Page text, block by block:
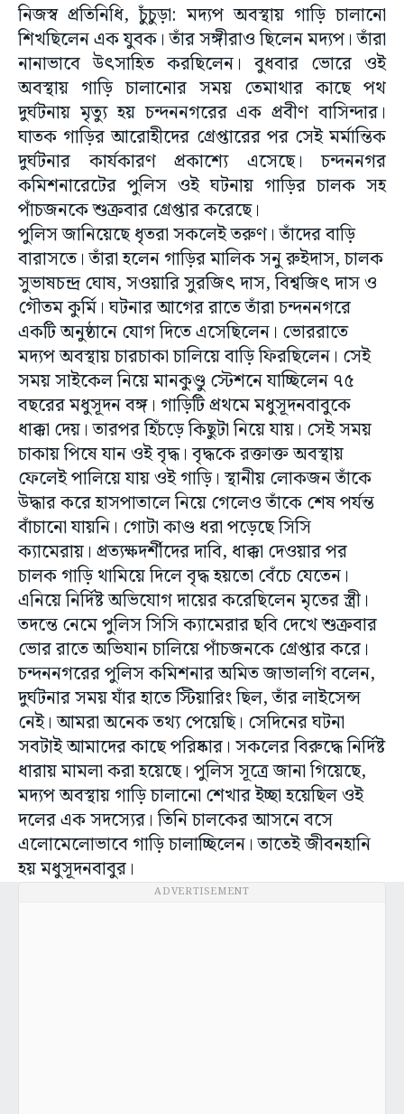
নিজস্ব প্রতিনিধি, চুঁচুড়া: মদ‍্যপ অবস্থায় গাড়ি চালানো
শিখছিলেন এক যুবক। তাঁর সঙ্গীরাও ছিলেন মদ‍্যপ। তাঁরা
নানাভাবে উৎসাহিত করছিলেন। বুধবার ভোরে ওই
অবস্থায় গাড়ি চালানোর সময় তেমাথার কাছে পথ
দুর্ঘটনায় মৃত‍্যু হয় চন্দননগরের এক প্রবীণ বাসিন্দার।
ঘাতক গাড়ির আরোহীদের গ্রেপ্তারের পর সেই মর্মান্তিক
দুর্ঘটনার কার্যকারণ প্রকাশ‍্যে এসেছে। চন্দননগর
কমিশনারেটের পুলিস ওই ঘটনায় গাড়ির চালক সহ
পাঁচজনকে শুক্রবার গ্রেপ্তার করেছে।
পুলিস জানিয়েছে ধৃতরা সকলেই তরুণ। তাঁদের বাড়ি
বারাসতে। তাঁরা হলেন গাড়ির মালিক সনু রুইদাস, চালক
সুভাষচন্দ্র ঘোষ, সওয়ারি সুরজিৎ দাস, বিশ্বজিৎ দাস ও
গৌতম কুর্মি। ঘটনার আগের রাতে তাঁরা চন্দননগরে
একটি অনুষ্ঠানে যোগ দিতে এসেছিলেন। ভোররাতে
মদ‍্যপ অবস্থায় চারচাকা চালিয়ে বাড়ি ফিরছিলেন। সেই
সময় সাইকেল নিয়ে মানকুণ্ডু স্টেশনে যাচ্ছিলেন ৭৫
বছরের মধুসূদন বঙ্গ। গাড়িটি প্রথমে মধুসূদনবাবুকে
ধাক্কা দেয়। তারপর হিঁচড়ে কিছুটা নিয়ে যায়। সেই সময়
চাকায় পিষে যান ওই বৃদ্ধ। বৃদ্ধকে রক্তাক্ত অবস্থায়
ফেলেই পালিয়ে যায় ওই গাড়ি। স্থানীয় লোকজন তাঁকে
উদ্ধার করে হাসপাতালে নিয়ে গেলেও তাঁকে শেষ পর্যন্ত
বাঁচানো যায়নি। গোটা কাণ্ড ধরা পড়েছে সিসি
ক‍্যামেরায়। প্রত‍্যক্ষদর্শীদের দাবি, ধাক্কা দেওয়ার পর
চালক গাড়ি থামিয়ে দিলে বৃদ্ধ হয়তো বেঁচে যেতেন।
এনিয়ে নির্দিষ্ট অভিযোগ দায়ের করেছিলেন মৃতের স্ত্রী।
তদন্তে নেমে পুলিস সিসি ক‍্যামেরার ছবি দেখে শুক্রবার
ভোর রাতে অভিযান চালিয়ে পাঁচজনকে গ্রেপ্তার করে।
চন্দননগরের পুলিস কমিশনার অমিত জাভালগি বলেন,
দুর্ঘটনার সময় যাঁর হাতে স্টিয়ারিং ছিল, তাঁর লাইসেন্স
নেই। আমরা অনেক তথ‍্য পেয়েছি। সেদিনের ঘটনা
সবটাই আমাদের কাছে পরিষ্কার। সকলের বিরুদ্ধে নির্দিষ্ট
ধারায় মামলা করা হয়েছে। পুলিস সূত্রে জানা গিয়েছে,
মদ‍্যপ অবস্থায় গাড়ি চালানো শেখার ইচ্ছা হয়েছিল ওই
দলের এক সদস্যের। তিনি চালকের আসনে বসে
এলোমেলোভাবে গাড়ি চালাচ্ছিলেন। তাতেই জীবনহানি
হয় মধুসূদনবাবুর।
ADVERTISEMENT